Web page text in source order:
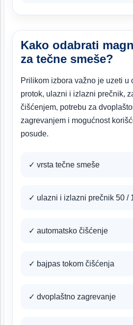
Kako odabrati
za tečne smeše?
Prilikom izbora važno je uzeti u
protok, ulazni i izlazni prečnik,
čišćenjem, potrebu za
zagrevanjem i mogućnost
posude.
✓ vrsta tečne smeše
✓ ulazni i izlazni prečnik 50 /
✓ automatsko čišćenje
✓ bajpas tokom čišćenja
✓ dvoplaštno zagrevanje